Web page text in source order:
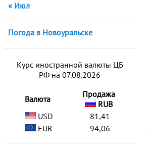
« Июл
Погода в Новоуральске
Курс иностранной валюты ЦБ
РФ на 07.08.2026
Валюта
Продажа
RUB
USD
81,41
EUR
94,06